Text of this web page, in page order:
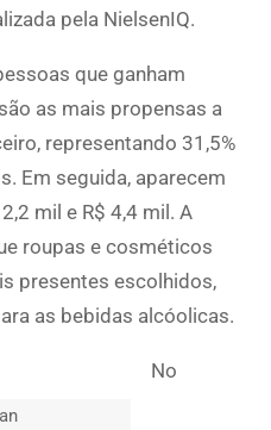
pela NielsenIQ.
que ganham
as mais propensas a
representando 31,5%
Em seguida, aparecem
mil e R$ 4,4 mil. A
roupas e cosméticos
presentes escolhidos,
as bebidas alcóolicas.
No